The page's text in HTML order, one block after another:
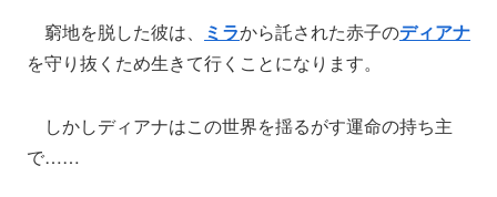
窮地を脱した彼は、 ミラから託された赤子のディアナ
を守り抜くため生きて行くことになります。
しかしディアナはこの世界を揺るがす運命の持ち主
で……